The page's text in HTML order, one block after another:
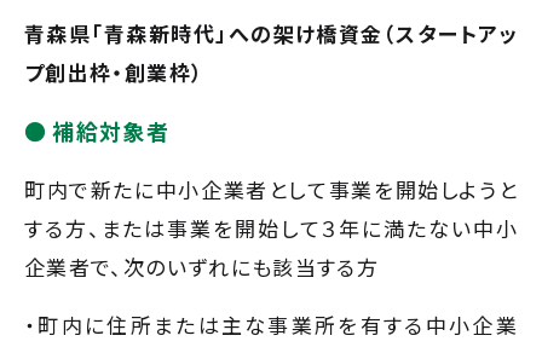
青森県「青森新時代」への架け橋資金（スタートアッ
プ創出枠・創業枠）
補給対象者
町内で新たに中小企業者として事業を開始しようと
する方、または事業を開始して３年に満たない中小
企業者で、次のいずれにも該当する方
・町内に住所または主な事業所を有する中小企業